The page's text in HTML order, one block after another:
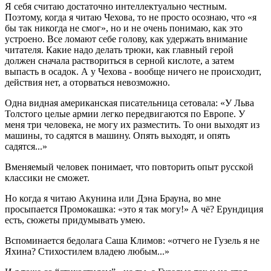
Я себя считаю достаточно интеллектуально честным.
Поэтому, когда я читаю Чехова, то не просто осознаю, что «я
бы так никогда не смог», но и не очень понимаю, как это
устроено. Все ломают себе голову, как удержать внимание
читателя. Какие надо делать трюки, как главный герой
должен сначала раствориться в серной кислоте, а затем
выпасть в осадок. А у Чехова - вообще ничего не происходит,
действия нет, а оторваться невозможно.
Одна видная американская писательница сетовала: «У Льва
Толстого целые армии легко передвигаются по Европе. У
меня три человека, не могу их разместить. То они выходят из
машины, то садятся в машину. Опять выходят, и опять
садятся...»
Вменяемый человек понимает, что повторить опыт русской
классики не сможет.
Но когда я читаю Акунина или Дэна Брауна, во мне
просыпается Промокашка: «это я так могу!» А чё? Ерундиция
есть, сюжеты придумывать умею.
Вспоминается бедолага Саша Климов: «отчего не Гузель я не
Яхина? Стихостилем владею любым...»